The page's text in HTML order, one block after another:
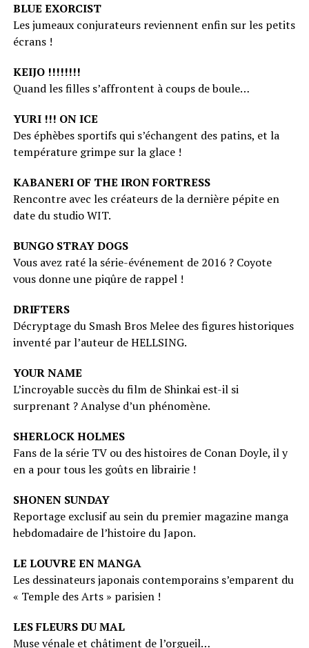
BLUE EXORCIST
Les jumeaux conjurateurs reviennent enfin sur les petits
écrans !
KEIJO !!!!!!!!
Quand les filles s’affrontent à coups de boule…
YURI !!! ON ICE
Des éphèbes sportifs qui s’échangent des patins, et la
température grimpe sur la glace !
KABANERI OF THE IRON FORTRESS
Rencontre avec les créateurs de la dernière pépite en
date du studio WIT.
BUNGO STRAY DOGS
Vous avez raté la série-événement de 2016 ? Coyote
vous donne une piqûre de rappel !
DRIFTERS
Décryptage du Smash Bros Melee des figures historiques
inventé par l’auteur de HELLSING.
YOUR NAME
L’incroyable succès du film de Shinkai est-il si
surprenant ? Analyse d’un phénomène.
SHERLOCK HOLMES
Fans de la série TV ou des histoires de Conan Doyle, il y
en a pour tous les goûts en librairie !
SHONEN SUNDAY
Reportage exclusif au sein du premier magazine manga
hebdomadaire de l’histoire du Japon.
LE LOUVRE EN MANGA
Les dessinateurs japonais contemporains s’emparent du
« Temple des Arts » parisien !
LES FLEURS DU MAL
Muse vénale et châtiment de l’orgueil…